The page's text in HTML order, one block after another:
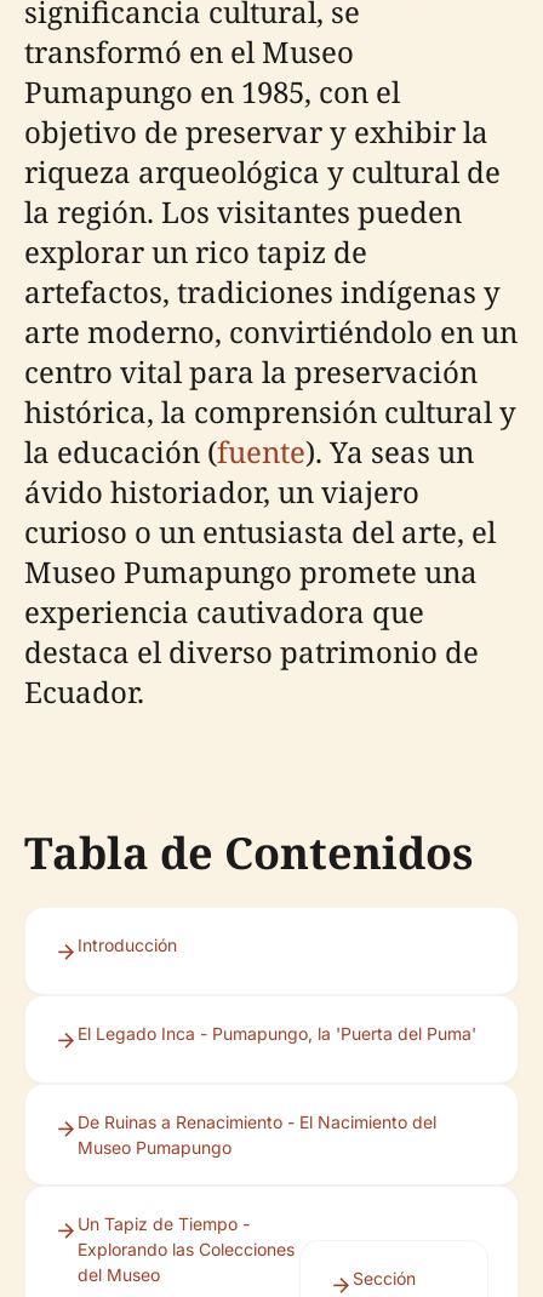
significancia cultural, se
transformó en el Museo
Pumapungo en 1985, con el
objetivo de preservar y exhibir la
riqueza arqueológica y cultural de
la región. Los visitantes pueden
explorar un rico tapiz de
artefactos, tradiciones indígenas y
arte moderno, convirtiéndolo en un
centro vital para la preservación
histórica, la comprensión cultural y
la educación (fuente). Ya seas un
ávido historiador, un viajero
curioso o un entusiasta del arte, el
Museo Pumapungo promete una
experiencia cautivadora que
destaca el diverso patrimonio de
Ecuador.
Tabla de Contenidos
Introducción
El Legado Inca - Pumapungo, la 'Puerta del Puma'
De Ruinas a Renacimiento - El Nacimiento del
Museo Pumapungo
Un Tapiz de Tiempo -
Explorando las Colecciones
del Museo
Sección